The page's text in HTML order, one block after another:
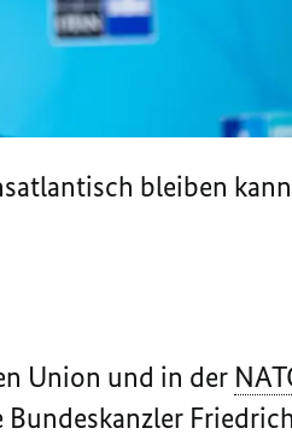
bleiben
Union und in der